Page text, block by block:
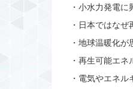
・小水力発電に
・日本ではな
・地球温暖化
・再生可能エ
・電気やエネル